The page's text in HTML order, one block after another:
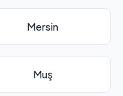
Mersin
Muş